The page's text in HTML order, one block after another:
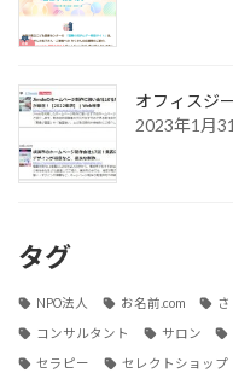
オフィスジ
2023年1月
タグ
NPO法人 お名前.com
コンサルタント サロン
セラピー セレクトショップ